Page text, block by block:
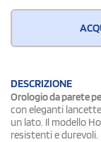
DESCRIZIONE
Orologio da parete
con eleganti
un lato. Il modello
resistenti e durevoli.